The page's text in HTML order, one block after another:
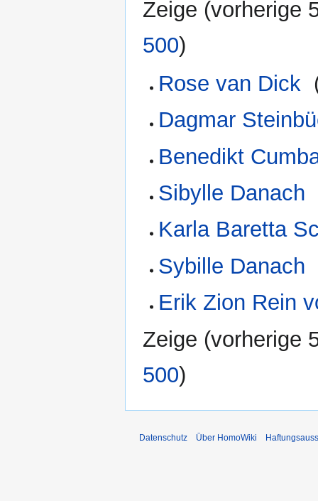
Zeige (vorherige
500)
Rose van Dick
Dagmar
Benedikt
Sibylle Danach
Karla Baretta
Sybille Danach
Erik Zion Rein
Zeige (vorherige
500)
Datenschutz Über HomoWiki